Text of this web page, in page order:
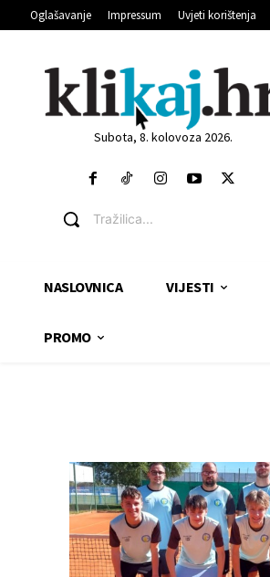
Oglašavanje Impressum Uvjeti korištenja
Subota, 8. kolovoza 2026.
Tražilica...
NASLOVNICA VIJESTI
PROMO